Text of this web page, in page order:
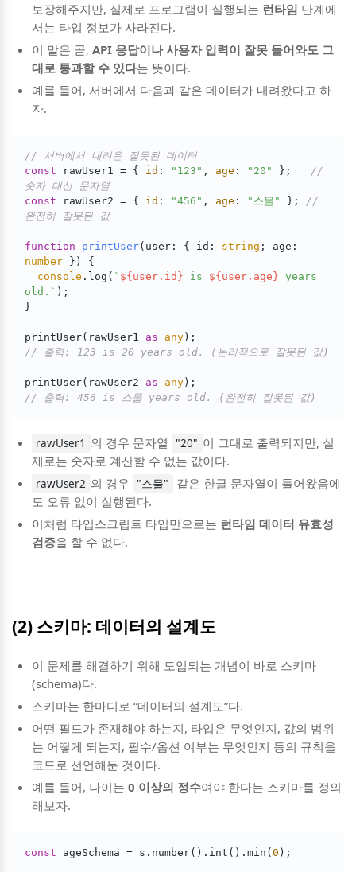
보장해주지만, 실제로 프로그램이 실행되는 런타임 단계에
서는 타입 정보가 사라진다.
이 말은 곧, API 응답이나 사용자 입력이 잘못 들어와도 그
대로 통과할 수 있다는 뜻이다.
예를 들어, 서버에서 다음과 같은 데이터가 내려왔다고 하
자.
// 서버에서 내려온 잘못된 데이터
const rawUser1 = { id : "123" , age : "20" }; //
숫자 대신 문자열
const rawUser2 = { id : "456" , age : "스물" }; //
완전히 잘못된 값
function printUser( user: { id: string
number } ) {
console .log( ` ${user.id} is ${user.age} years
old.` );
}
printUser(rawUser1 as any
// 출력: 123 is 20 years old. (논리적으로 잘못된 값)
printUser(rawUser2 as any
// 출력: 456 is 스물 years old. (완전히 잘못된 값)
rawUser1 의 경우 문자열 "20" 이 그대로 출력되지만, 실
제로는 숫자로 계산할 수 없는 값이다.
rawUser2 의 경우 "스물"
같은 한글 문자열이 들어왔음에
도 오류 없이 실행된다.
이처럼 타입스크립트 타입만으로는 런타임 데이터 유효성
검증을 할 수 없다.
(2) 스키마: 데이터의 설계도
이 문제를 해결하기 위해 도입되는 개념이 바로 스키마
(schema)다.
스키마는 한마디로 “데이터의 설계도”다.
어떤 필드가 존재해야 하는지, 타입은 무엇인지, 값의 범위
는 어떻게 되는지, 필수/옵션 여부는 무엇인지 등의 규칙을
코드로 선언해둔 것이다.
예를 들어, 나이는 0 이상의 정수여야 한다는 스키마를 정의
해보자.
const ageSchema = s.number().int().min( 0 );